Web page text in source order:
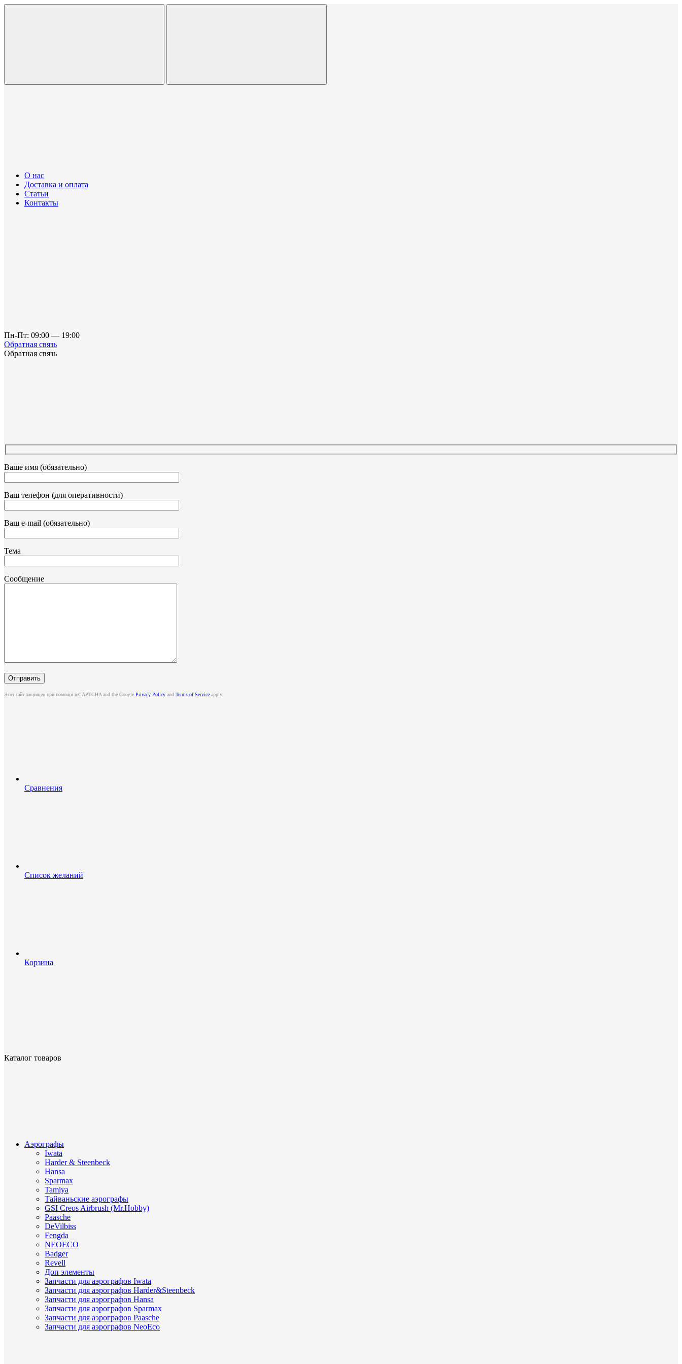
О нас
Доставка и оплата
Статьи
Контакты
Пн-Пт: 09:00 — 19:00
Обратная связь
Обратная связь
Ваше имя (обязательно)
Ваш телефон (для оперативности)
Ваш e-mail (обязательно)
Тема
Сообщение
Этот сайт защищен при помощи reCAPTCHA and the Google Privacy Policy and Terms of Service apply.
Сравнения
Список желаний
Корзина
Каталог товаров
Аэрографы
Iwata
Harder & Steenbeck
Hansa
Sparmax
Tamiya
Тайваньские аэрографы
GSI Creos Airbrush (Mr.Hobby)
Paasche
DeVilbiss
Fengda
NEOECO
Badger
Revell
Доп элементы
Запчасти для аэрографов Iwata
Запчасти для аэрографов Harder&Steenbeck
Запчасти для аэрографов Hansa
Запчасти для аэрографов Sparmax
Запчасти для аэрографов Paasche
Запчасти для аэрографов NeoEco